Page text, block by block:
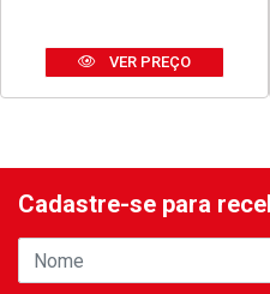
VER PREÇO
Cadastre-se para